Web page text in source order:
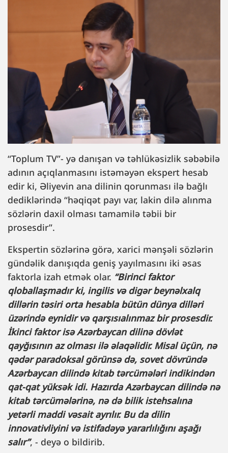
“Toplum TV”- yə danışan və təhlükəsizlik səbəbilə
adının açıqlanmasını istəməyən ekspert hesab
edir ki, Əliyevin ana dilinin qorunması ilə bağlı
dediklərində “həqiqət payı var, lakin dilə alınma
sözlərin daxil olması tamamilə təbii bir
prosesdir”.
Ekspertin sözlərinə görə, xarici mənşəli sözlərin
gündəlik danışıqda geniş yayılmasını iki əsas
faktorla izah etmək olar. “Birinci faktor
qloballaşmadır ki, ingilis və digər beynəlxalq
dillərin təsiri orta hesabla bütün dünya dilləri
üzərində eynidir və qarşısıalınmaz bir prosesdir.
İkinci faktor isə Azərbaycan dilinə dövlət
qayğısının az olması ilə əlaqəlidir. Misal üçün, nə
qədər paradoksal görünsə də, sovet dövründə
Azərbaycan dilində kitab tərcümələri indikindən
qat-qat yüksək idi. Hazırda Azərbaycan dilində nə
kitab tərcümələrinə, nə də bilik istehsalına
yetərli maddi vəsait ayrılır. Bu da dilin
innovativliyini və istifadəyə yararlılığını aşağı
salır”, - deyə o bildirib.